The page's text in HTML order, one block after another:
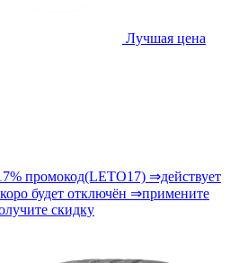
Лучшая цена
промокод(LETO17) ⇒действует
будет отключён ⇒примените
скидку